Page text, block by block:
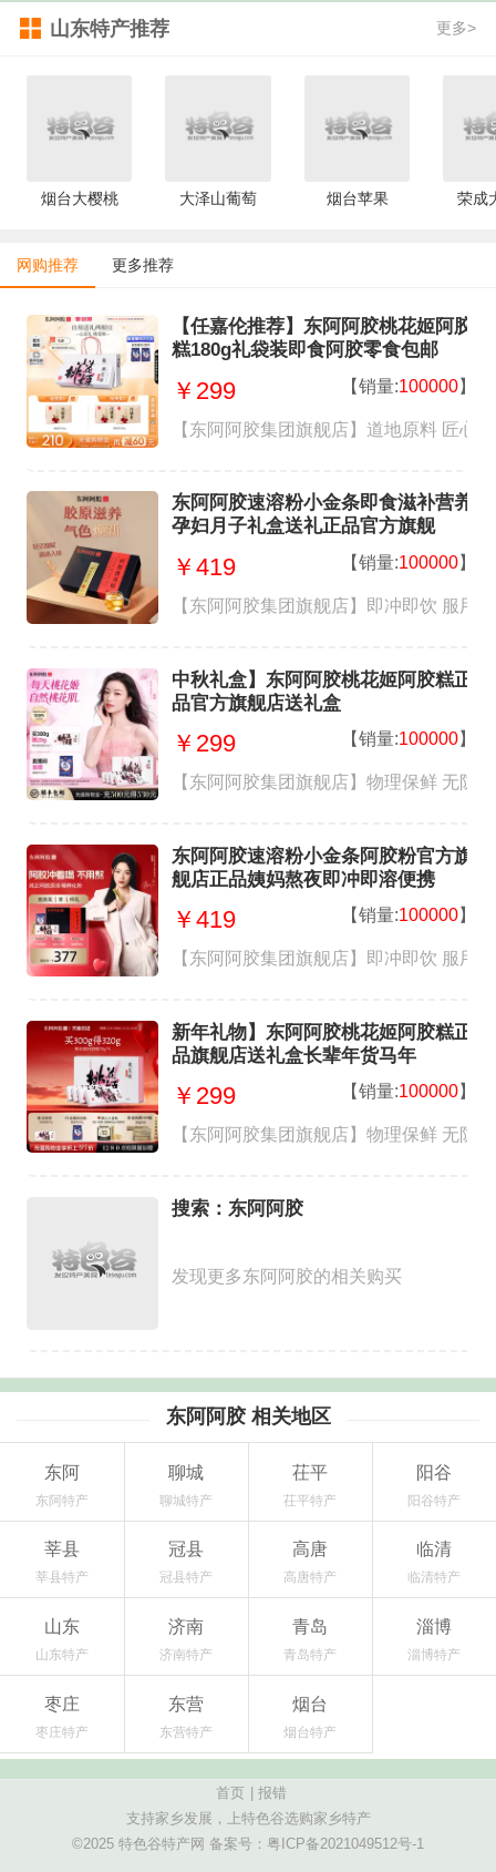
山东特产推荐 更多>
烟台大樱桃 大泽山葡萄 烟台苹果 荣成
网购推荐 更多推荐
【任嘉伦推荐】东阿阿胶桃花姬阿胶
糕180g礼袋装即食阿胶零食包邮
￥299 【销量:100000】
【东阿阿胶集团旗舰店】道地原料 匠心
东阿阿胶速溶粉小金条即食滋补营养
孕妇月子礼盒送礼正品官方旗舰
￥419 【销量:100000】
【东阿阿胶集团旗舰店】即冲即饮 服用
中秋礼盒】东阿阿胶桃花姬阿胶糕正
品官方旗舰店送礼盒
￥299 【销量:100000】
【东阿阿胶集团旗舰店】物理保鲜 无防
东阿阿胶速溶粉小金条阿胶粉官方旗
舰店正品姨妈熬夜即冲即溶便携
￥419 【销量:100000】
【东阿阿胶集团旗舰店】即冲即饮 服用
新年礼物】东阿阿胶桃花姬阿胶糕正
品旗舰店送礼盒长辈年货马年
￥299 【销量:100000】
【东阿阿胶集团旗舰店】物理保鲜 无防
搜索：东阿阿胶
发现更多东阿阿胶的相关购买
东阿阿胶 相关地区
东阿
东阿特产
聊城
聊城特产
茌平
茌平特产
阳谷
阳谷特产
莘县
莘县特产
冠县
冠县特产
高唐
高唐特产
临清
临清特产
山东
山东特产
济南
济南特产
青岛
青岛特产
淄博
淄博特产
枣庄
枣庄特产
东营
东营特产
烟台
烟台特产
首页
报错
支持家乡发展，上特色谷选购家乡特产
©2025 特色谷特产网 备案号： 粤ICP备2021049512号-1